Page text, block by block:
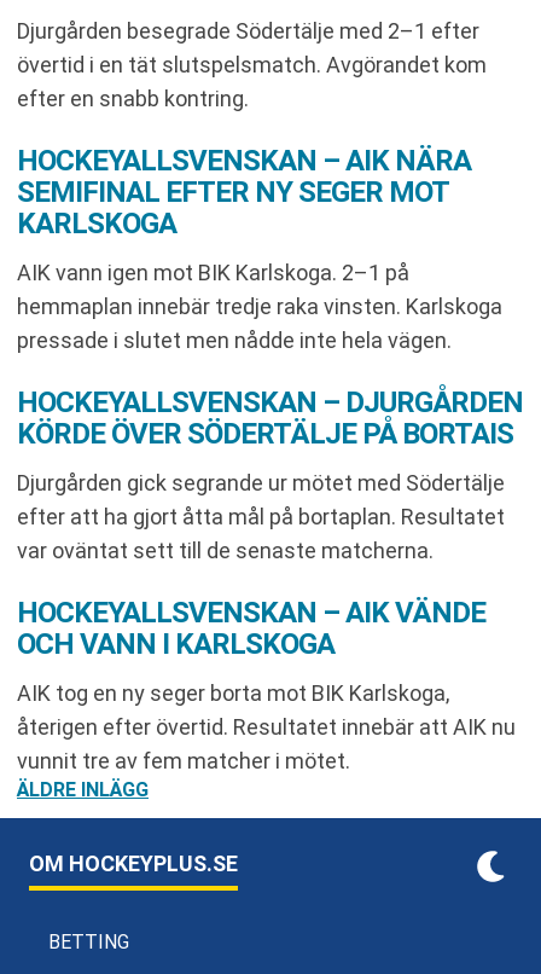
Djurgården besegrade Södertälje med 2–1 efter
övertid i en tät slutspelsmatch. Avgörandet kom
efter en snabb kontring.
HOCKEYALLSVENSKAN – AIK NÄRA
SEMIFINAL EFTER NY SEGER MOT
KARLSKOGA
AIK vann igen mot BIK Karlskoga. 2–1 på
hemmaplan innebär tredje raka vinsten. Karlskoga
pressade i slutet men nådde inte hela vägen.
HOCKEYALLSVENSKAN – DJURGÅRDEN
KÖRDE ÖVER SÖDERTÄLJE PÅ BORTAIS
Djurgården gick segrande ur mötet med Södertälje
efter att ha gjort åtta mål på bortaplan. Resultatet
var oväntat sett till de senaste matcherna.
HOCKEYALLSVENSKAN – AIK VÄNDE
OCH VANN I KARLSKOGA
AIK tog en ny seger borta mot BIK Karlskoga,
återigen efter övertid. Resultatet innebär att AIK nu
vunnit tre av fem matcher i mötet.
INLÄGGSNAVIGERING
ÄLDRE INLÄGG
OM HOCKEYPLUS.SE
BETTING